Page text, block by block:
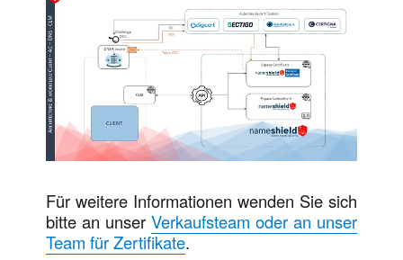
Für weitere Informationen wenden Sie sich
bitte an unser Verkaufsteam oder an unser
Team für Zertifikate.